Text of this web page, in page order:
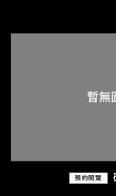
預約閱覽
關於M+藏品
探索世界頂級的二十